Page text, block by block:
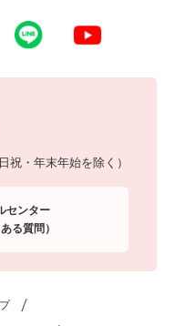
祝・年末年始を除く）
センター
ある質問）